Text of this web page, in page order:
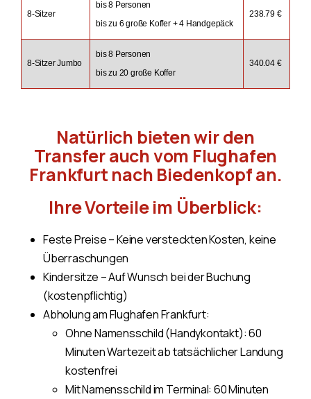
8-Sitzer
bis 8 Personen
bis zu 6 große Koffer + 4 Handgepäck
238.79 €
8-Sitzer Jumbo
bis 8 Personen
bis zu 20 große Koffer
340.04 €
Natürlich bieten wir den
Transfer auch vom Flughafen
Frankfurt nach Biedenkopf an.
Ihre Vorteile im Überblick:
Feste Preise – Keine versteckten Kosten, keine
Überraschungen
Kindersitze – Auf Wunsch bei der Buchung
(kostenpflichtig)
Abholung am Flughafen Frankfurt:
Ohne Namensschild (Handykontakt): 60
Minuten Wartezeit ab tatsächlicher Landung
kostenfrei
Mit Namensschild im Terminal: 60 Minuten